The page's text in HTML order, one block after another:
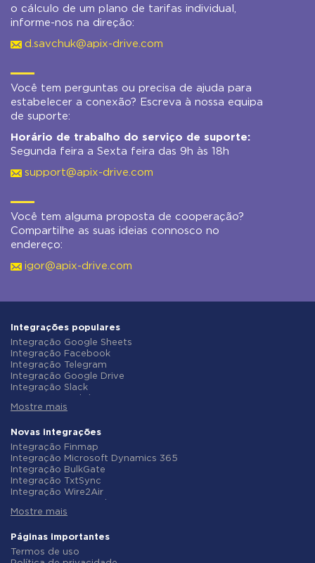
o cálculo de um plano de tarifas individual,
informe-nos na direção:
d.savchuk@apix-drive.com
Você tem perguntas ou precisa de ajuda para
estabelecer a conexão? Escreva à nossa equipa
de suporte:
Horário de trabalho do serviço de suporte:
Segunda feira a Sexta feira das 9h às 18h
support@apix-drive.com
Você tem alguma proposta de cooperação?
Compartilhe as suas ideias connosco no
endereço:
igor@apix-drive.com
Integrações populares
Integração Google Sheets
Integração Facebook
Integração Telegram
Integração Google Drive
Integração Slack
Integração Gmail
Integração ClickUp
Integração Airtable
Integração Google Contacts
Integração OpenAI (ChatGPT)
Integração Instagram
Integração ActiveCampaign
Integração Typeform
Integração Salesforce CRM
Integração Notion
Integração AWeber
Mostre mais
Novas integrações
Integração Finmap
Integração Microsoft Dynamics 365
Integração BulkGate
Integração TxtSync
Integração Wire2Air
Integração Infobip
Integração AtomPark
Integração TXTImpact
Integração Campaign Monitor
Mostre mais
Páginas importantes
Termos de uso